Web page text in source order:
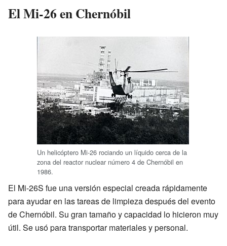
El Mi-26 en Chernóbil
Un helicóptero Mi-26 rociando un líquido cerca de la
zona del reactor nuclear número 4 de Chernóbil en
1986.
El Mi-26S fue una versión especial creada rápidamente
para ayudar en las tareas de limpieza después del evento
de Chernóbil. Su gran tamaño y capacidad lo hicieron muy
útil. Se usó para transportar materiales y personal.